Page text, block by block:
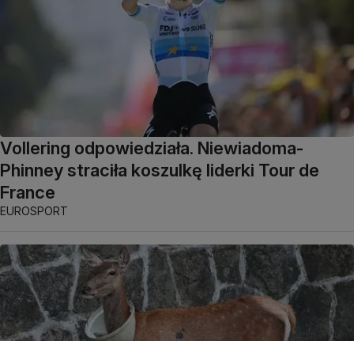
Vollering odpowiedziała. Niewiadoma-
Phinney straciła koszulkę liderki Tour de
France
EUROSPORT